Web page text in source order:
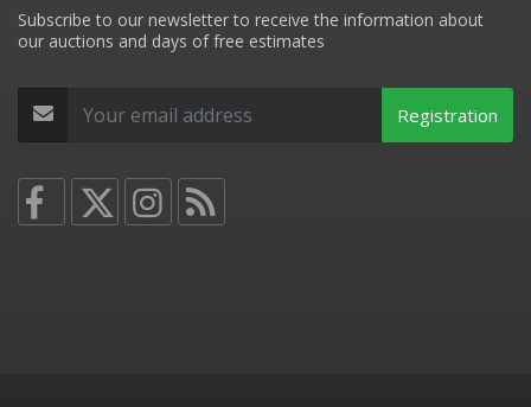
Subscribe to our newsletter to receive the information about
our auctions and days of free estimates
Registration